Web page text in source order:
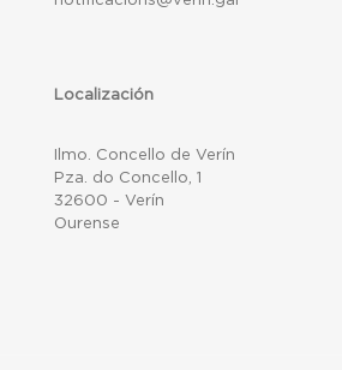
Localización
Ilmo. Concello de Verín
Pza. do Concello, 1
32600 - Verín
Ourense